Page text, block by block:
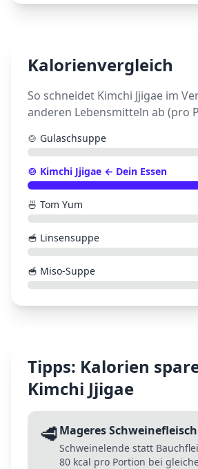
Kalorienvergleich
So schneidet Kimchi Jjigae im
anderen Lebensmitteln ab (pro
🍲 Gulaschsuppe
🍲 Kimchi Jjigae ← Dein Essen
🍜 Tom Yum
🥣 Linsensuppe
🥣 Miso-Suppe
Tipps: Kalorien
Kimchi Jjigae
🥩Mageres Schweinefleisch
Schweinelende statt
80 kcal pro Portion bei